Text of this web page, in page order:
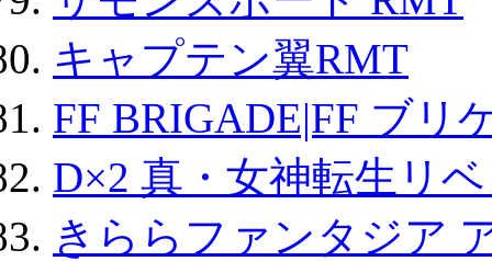
キャプテン翼RMT
FF BRIGADE|FF ブリ
D×2 真・女神転生リ
きららファンタジア